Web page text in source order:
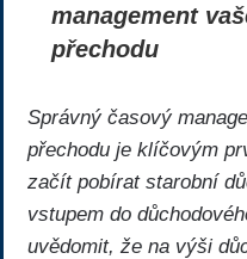
management
přechodu
Správný časový
přechodu je klíčovým
začít pobírat starobní
vstupem do
uvědomit, že na výši